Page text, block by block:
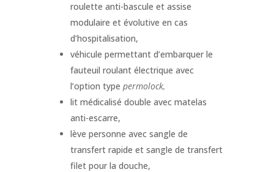
roulette anti-bascule et assise
modulaire et évolutive en cas
d’hospitalisation,
véhicule permettant d’embarquer le
fauteuil roulant électrique avec
l’option type permolock,
lit médicalisé double avec matelas
anti-escarre,
lève personne avec sangle de
transfert rapide et sangle de transfert
filet pour la douche,